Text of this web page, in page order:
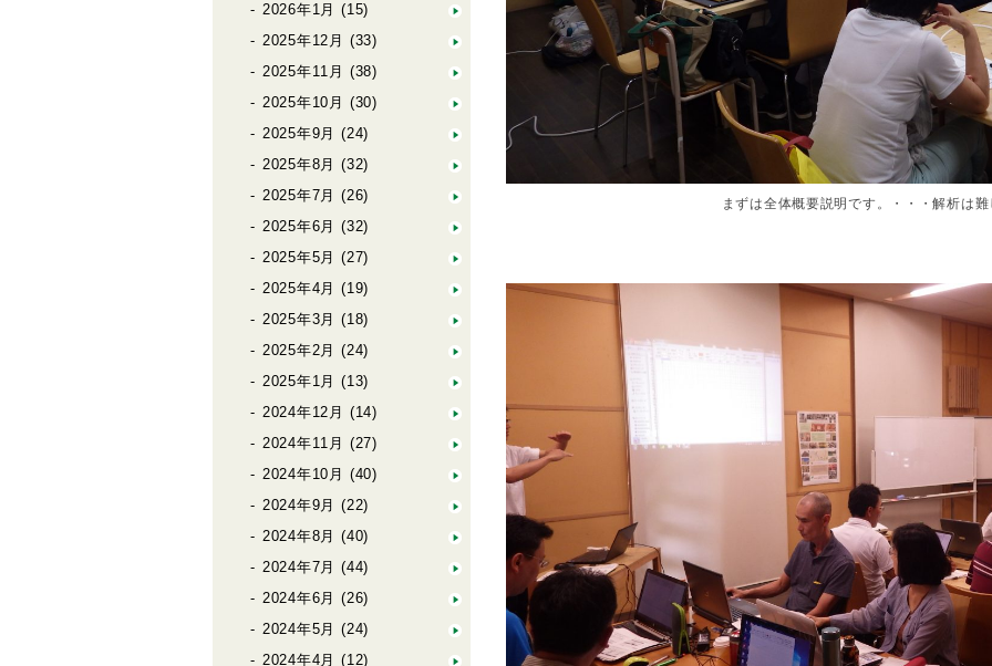
2026年1月 (15)
2025年12月 (33)
2025年11月 (38)
2025年10月 (30)
2025年9月 (24)
2025年8月 (32)
2025年7月 (26)
2025年6月 (32)
2025年5月 (27)
2025年4月 (19)
2025年3月 (18)
2025年2月 (24)
2025年1月 (13)
2024年12月 (14)
2024年11月 (27)
2024年10月 (40)
2024年9月 (22)
2024年8月 (40)
2024年7月 (44)
2024年6月 (26)
2024年5月 (24)
2024年4月 (12)
まずは全体概要説明です。・・・解析は